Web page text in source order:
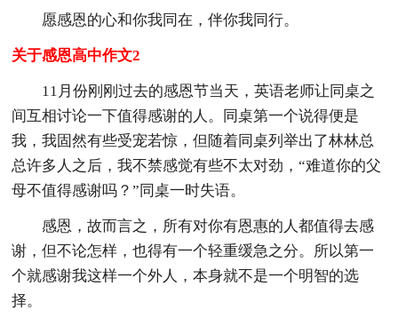
愿感恩的心和你我同在，伴你我同行。
关于感恩高中作文2
11月份刚刚过去的感恩节当天，英语老师让同桌之
间互相讨论一下值得感谢的人。同桌第一个说得便是
我，我固然有些受宠若惊，但随着同桌列举出了林林总
总许多人之后，我不禁感觉有些不太对劲，“难道你的父
母不值得感谢吗？”同桌一时失语。
感恩，故而言之，所有对你有恩惠的人都值得去感
谢，但不论怎样，也得有一个轻重缓急之分。所以第一
个就感谢我这样一个外人，本身就不是一个明智的选
择。